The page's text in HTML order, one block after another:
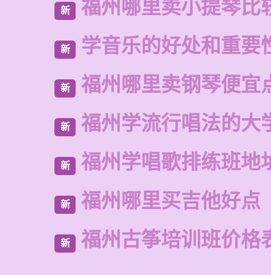
新 福州哪里卖小提琴比
新 学音乐的好处和重要
新 福州哪里卖钢琴便宜
新 福州学流行唱法的大
新 福州学唱歌排练班地
新 福州哪里买吉他好点
新 福州古筝培训班价格